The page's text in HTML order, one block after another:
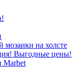
мозаики на холсте
Выгодные цены!
Marbet